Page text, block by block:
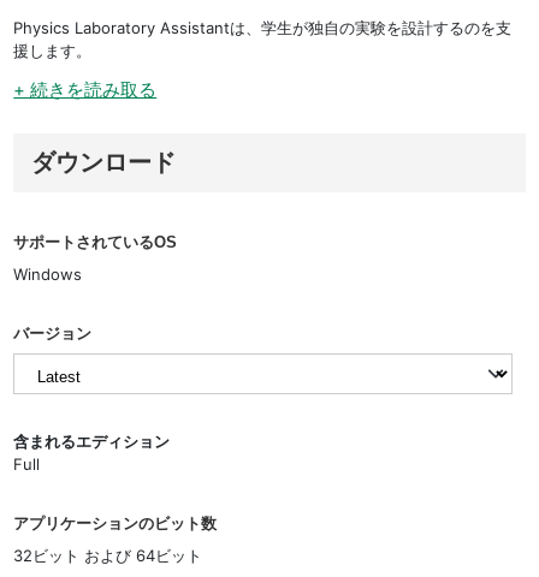
Physics Laboratory Assistantは、学生が独自の実験を設計するのを支
援します。
+ 続きを読み取る
ダウンロード
サポートされているOS
Windows
バージョン
含まれるエディション
Full
アプリケーションのビット数
32ビット および 64ビット